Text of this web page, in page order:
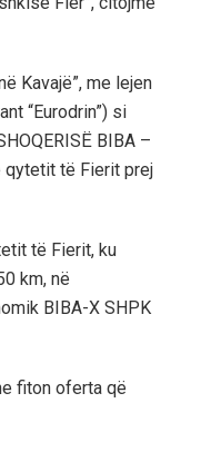
Kavajë”, me lejen
“Eurodrin”) si
BIBA –
qytetit të Fierit prej
të Fierit, ku
km, në
BIBA-X SHPK
fiton oferta që